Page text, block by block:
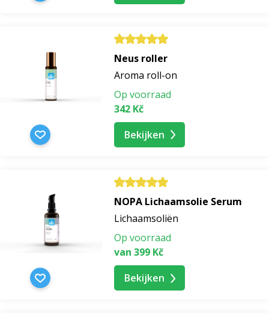
Neus roller
Aroma roll-on
Op voorraad
342 Kč
Bekijken
NOPA Lichaamsolie Serum
Lichaamsoliën
Op voorraad
van 399 Kč
Bekijken